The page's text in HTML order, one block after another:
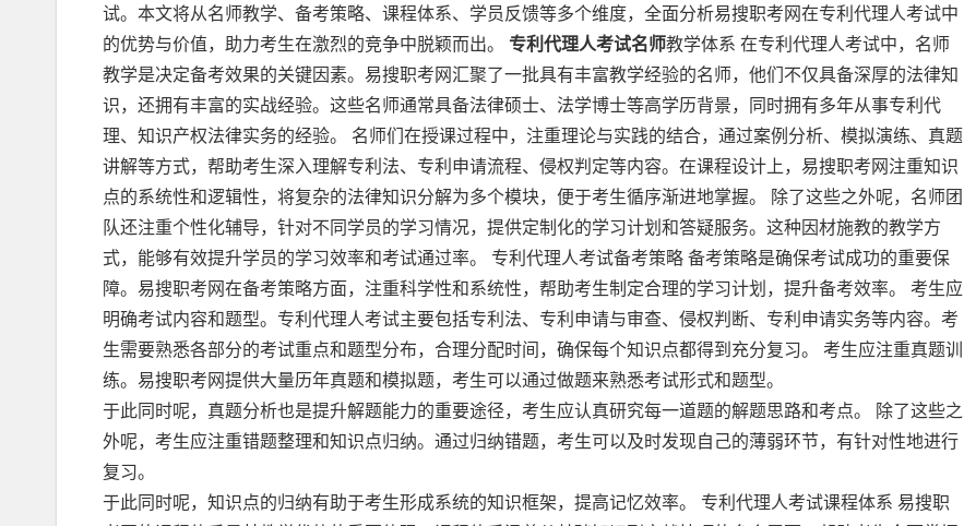
试。本文将从名师教学、备考策略、课程体系、学员反馈等多个维度，全面分析易搜职考网在专利代理人考试中
的优势与价值，助力考生在激烈的竞争中脱颖而出。 专利代理人考试名师教学体系 在专利代理人考试中，名师
教学是决定备考效果的关键因素。易搜职考网汇聚了一批具有丰富教学经验的名师，他们不仅具备深厚的法律知
识，还拥有丰富的实战经验。这些名师通常具备法律硕士、法学博士等高学历背景，同时拥有多年从事专利代
理、知识产权法律实务的经验。 名师们在授课过程中，注重理论与实践的结合，通过案例分析、模拟演练、真题
讲解等方式，帮助考生深入理解专利法、专利申请流程、侵权判定等内容。在课程设计上，易搜职考网注重知识
点的系统性和逻辑性，将复杂的法律知识分解为多个模块，便于考生循序渐进地掌握。 除了这些之外呢，名师团
队还注重个性化辅导，针对不同学员的学习情况，提供定制化的学习计划和答疑服务。这种因材施教的教学方
式，能够有效提升学员的学习效率和考试通过率。 专利代理人考试备考策略 备考策略是确保考试成功的重要保
障。易搜职考网在备考策略方面，注重科学性和系统性，帮助考生制定合理的学习计划，提升备考效率。 考生应
明确考试内容和题型。专利代理人考试主要包括专利法、专利申请与审查、侵权判断、专利申请实务等内容。考
生需要熟悉各部分的考试重点和题型分布，合理分配时间，确保每个知识点都得到充分复习。 考生应注重真题训
练。易搜职考网提供大量历年真题和模拟题，考生可以通过做题来熟悉考试形式和题型。
于此同时呢，真题分析也是提升解题能力的重要途径，考生应认真研究每一道题的解题思路和考点。 除了这些之
外呢，考生应注重错题整理和知识点归纳。通过归纳错题，考生可以及时发现自己的薄弱环节，有针对性地进行
复习。
于此同时呢，知识点的归纳有助于考生形成系统的知识框架，提高记忆效率。 专利代理人考试课程体系 易搜职